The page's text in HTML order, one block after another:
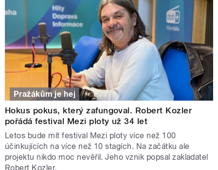
Pražákům je hej
Hokus pokus, který zafungoval. Robert Kozler
pořádá festival Mezi ploty už 34 let
Letos bude mít festival Mezi ploty více než 100
účinkujících na více než 10 stagích. Na začátku ale
projektu nikdo moc nevěřil. Jeho vznik popsal zakladatel
Robert Kozler.